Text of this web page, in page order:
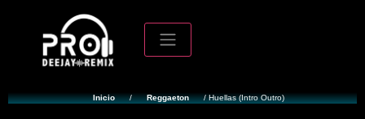
Inicio / Reggaeton / Huellas (Intro Outro)